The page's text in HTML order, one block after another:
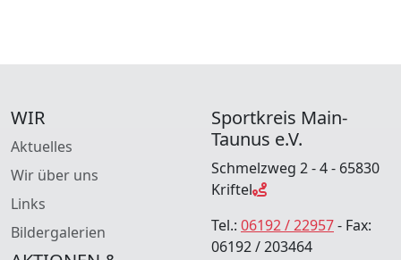
WIR
Aktuelles
Wir über uns
Links
Bildergalerien
Sportkreis Main-
Taunus e.V.
Schmelzweg 2 - 4 - 65830
Kriftel
Tel.: 06192 / 22957- Fax:
06192 / 203464